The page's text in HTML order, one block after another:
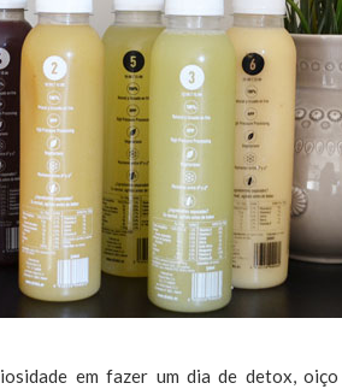
em fazer um dia de detox,